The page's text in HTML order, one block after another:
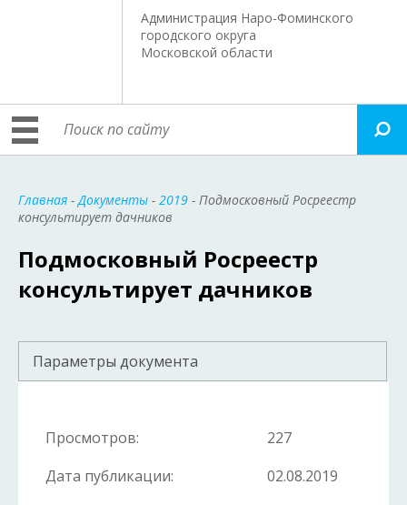
Администрация Наро-Фоминского
городского округа
Московской области
Главная -Документы - 2019 - Подмосковный Росреестр
консультирует дачников
Подмосковный Росреестр
консультирует дачников
Параметры документа
Просмотров:
227
Дата публикации:
02.08.2019